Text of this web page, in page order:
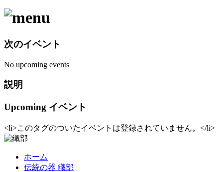
次のイベント
No upcoming events
説明
Upcoming イベント
<li>このタグのついたイベントは登録されていません。</li>
ホーム
伝統の器 織部